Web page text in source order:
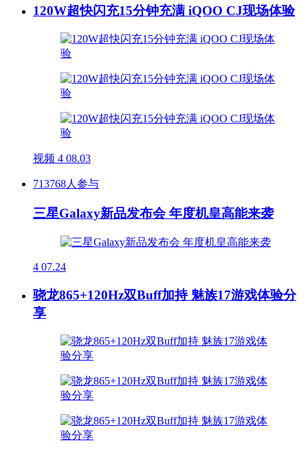
120W超快闪充15分钟充满 iQOO CJ现场体验
视频 4 08.03
713768人参与
三星Galaxy新品发布会 年度机皇高能来袭
4 07.24
骁龙865+120Hz双Buff加持 魅族17游戏体验分
享